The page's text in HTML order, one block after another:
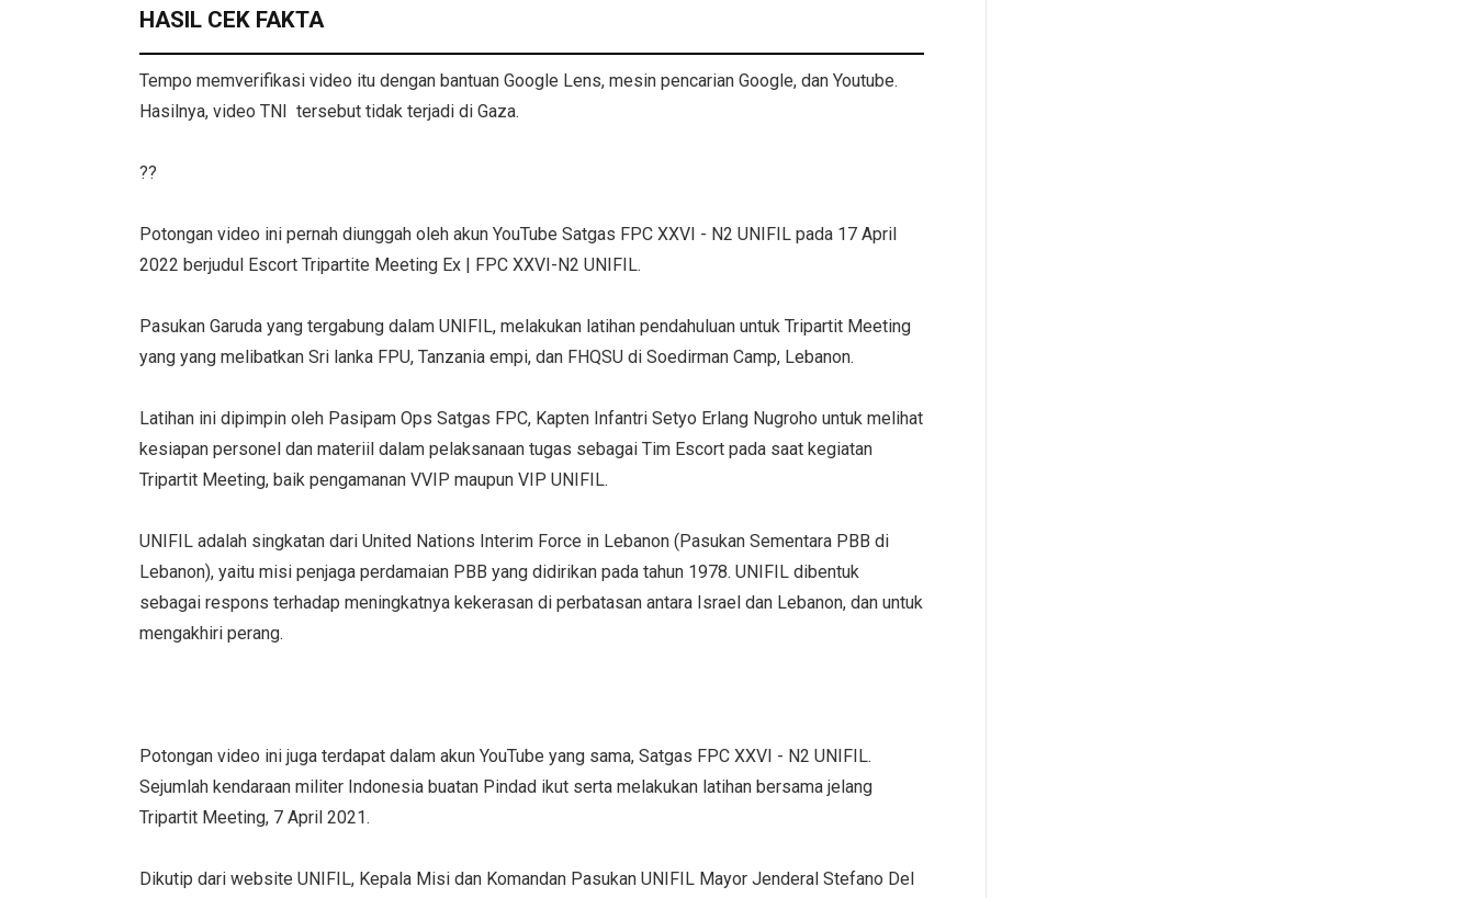
HASIL CEK FAKTA
Tempo memverifikasi video itu dengan bantuan Google Lens, mesin pencarian Google, dan Youtube.
Hasilnya, video TNI tersebut tidak terjadi di Gaza.
??
Potongan video ini pernah diunggah oleh akun YouTube Satgas FPC XXVI - N2 UNIFIL pada 17 April
2022 berjudul Escort Tripartite Meeting Ex | FPC XXVI-N2 UNIFIL.
Pasukan Garuda yang tergabung dalam UNIFIL, melakukan latihan pendahuluan untuk Tripartit Meeting
yang yang melibatkan Sri lanka FPU, Tanzania empi, dan FHQSU di Soedirman Camp, Lebanon.
Latihan ini dipimpin oleh Pasipam Ops Satgas FPC, Kapten Infantri Setyo Erlang Nugroho untuk melihat
kesiapan personel dan materiil dalam pelaksanaan tugas sebagai Tim Escort pada saat kegiatan
Tripartit Meeting, baik pengamanan VVIP maupun VIP UNIFIL.
UNIFIL adalah singkatan dari United Nations Interim Force in Lebanon (Pasukan Sementara PBB di
Lebanon), yaitu misi penjaga perdamaian PBB yang didirikan pada tahun 1978. UNIFIL dibentuk
sebagai respons terhadap meningkatnya kekerasan di perbatasan antara Israel dan Lebanon, dan untuk
mengakhiri perang.
Potongan video ini juga terdapat dalam akun YouTube yang sama, Satgas FPC XXVI - N2 UNIFIL.
Sejumlah kendaraan militer Indonesia buatan Pindad ikut serta melakukan latihan bersama jelang
Tripartit Meeting, 7 April 2021.
Dikutip dari website UNIFIL, Kepala Misi dan Komandan Pasukan UNIFIL Mayor Jenderal Stefano Del